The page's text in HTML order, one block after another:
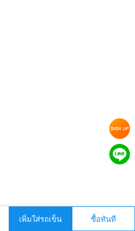
เพิ่มใส่รถเข็น ซื้อทันที